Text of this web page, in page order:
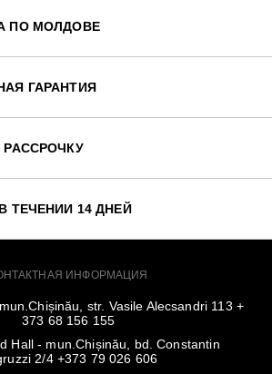
ПО МОЛДОВЕ
ГАРАНТИЯ
РАССРОЧКУ
ТЕЧЕНИИ 14 ДНЕЙ
ИНФОРМАЦИЯ
str. Vasile Alecsandri 113 +
373 68 156 155
Hall - mun.Chișinău, bd. Constantin
2/4 +373 79 026 606